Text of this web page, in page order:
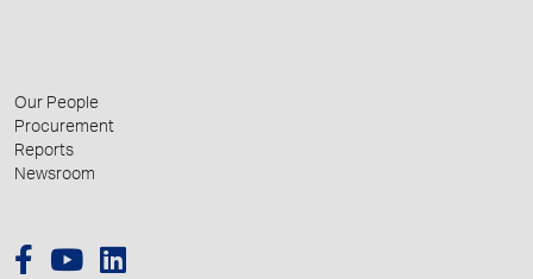
Our People
Procurement
Reports
Newsroom